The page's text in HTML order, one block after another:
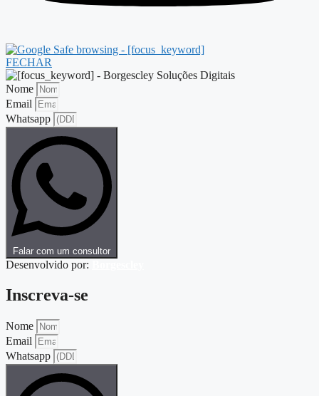
FECHAR
Nome
Email
Whatsapp
Falar com um consultor
Desenvolvido por:
Inscreva-se
Nome
Email
Whatsapp